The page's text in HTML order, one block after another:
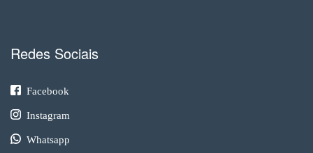
Redes Sociais
Facebook
Instagram
Whatsapp